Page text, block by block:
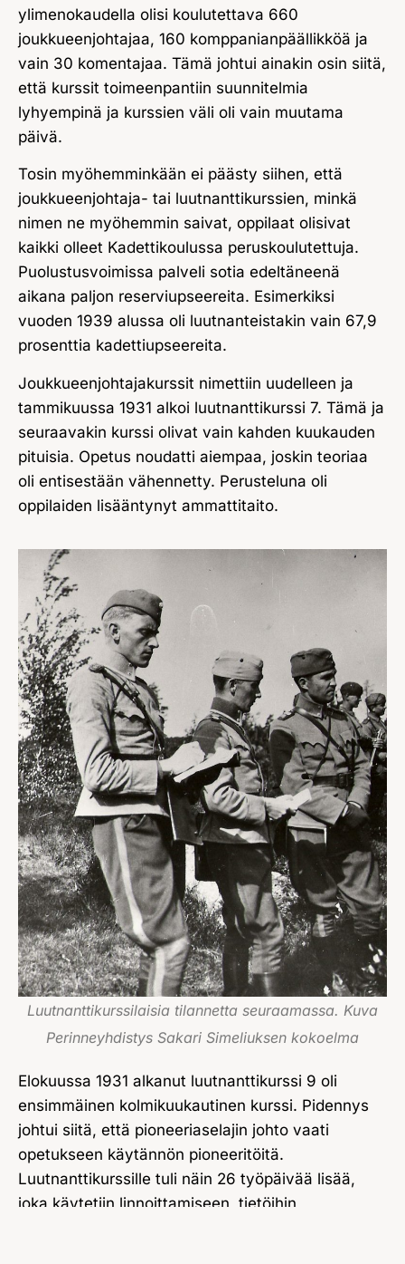
ylimenokaudella olisi koulutettava 660
joukkueenjohtajaa, 160 komppanianpäällikköä ja
vain 30 komentajaa. Tämä johtui ainakin osin siitä,
että kurssit toimeenpantiin suunnitelmia
lyhyempinä ja kurssien väli oli vain muutama
päivä.
Tosin myöhemminkään ei päästy siihen, että
joukkueenjohtaja- tai luutnanttikurssien, minkä
nimen ne myöhemmin saivat, oppilaat olisivat
kaikki olleet Kadettikoulussa peruskoulutettuja.
Puolustusvoimissa palveli sotia edeltäneenä
aikana paljon reserviupseereita. Esimerkiksi
vuoden 1939 alussa oli luutnanteistakin vain 67,9
prosenttia kadettiupseereita.
Joukkueenjohtajakurssit nimettiin uudelleen ja
tammikuussa 1931 alkoi luutnanttikurssi 7. Tämä ja
seuraavakin kurssi olivat vain kahden kuukauden
pituisia. Opetus noudatti aiempaa, joskin teoriaa
oli entisestään vähennetty. Perusteluna oli
oppilaiden lisääntynyt ammattitaito.
Luutnanttikurssilaisia tilannetta seuraamassa. Kuva
Perinneyhdistys Sakari Simeliuksen kokoelma
Elokuussa 1931 alkanut luutnanttikurssi 9 oli
ensimmäinen kolmikuukautinen kurssi. Pidennys
johtui siitä, että pioneeriaselajin johto vaati
opetukseen käytännön pioneeritöitä.
Luutnanttikurssille tuli näin 26 työpäivää lisää,
joka käytetiin linnoittamiseen, tietöihin,